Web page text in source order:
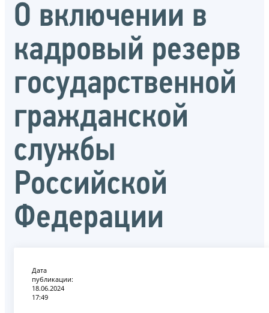
О включении в
кадровый резерв
государственной
гражданской
службы
Российской
Федерации
Дата
публикации:
18.06.2024
17:49